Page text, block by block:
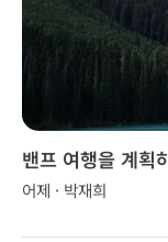
밴프 여행을 계획
어제 · 박재희